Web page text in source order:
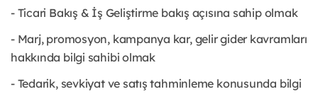
- Ticari Bakış & İş Geliştirme bakış açısına sahip olmak
- Marj, promosyon, kampanya kar, gelir gider kavramları
hakkında bilgi sahibi olmak
- Tedarik, sevkiyat ve satış tahminleme konusunda bilgi